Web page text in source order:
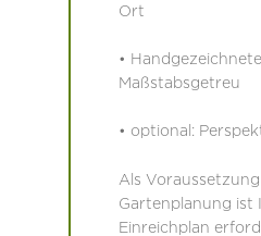
Ort
•
Maßstabsgetreu
• optional:
Als
Gartenplanung ist
Einreichplan